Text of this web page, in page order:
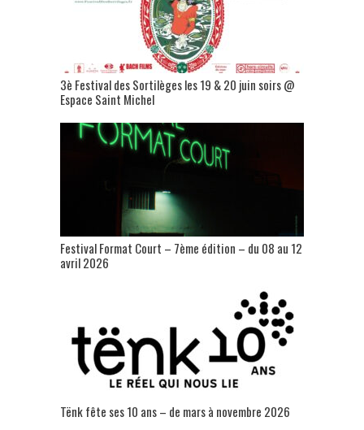
3è Festival des Sortilèges les 19 & 20 juin soirs @
Espace Saint Michel
Festival Format Court – 7ème édition – du 08 au 12
avril 2026
Tënk fête ses 10 ans – de mars à novembre 2026